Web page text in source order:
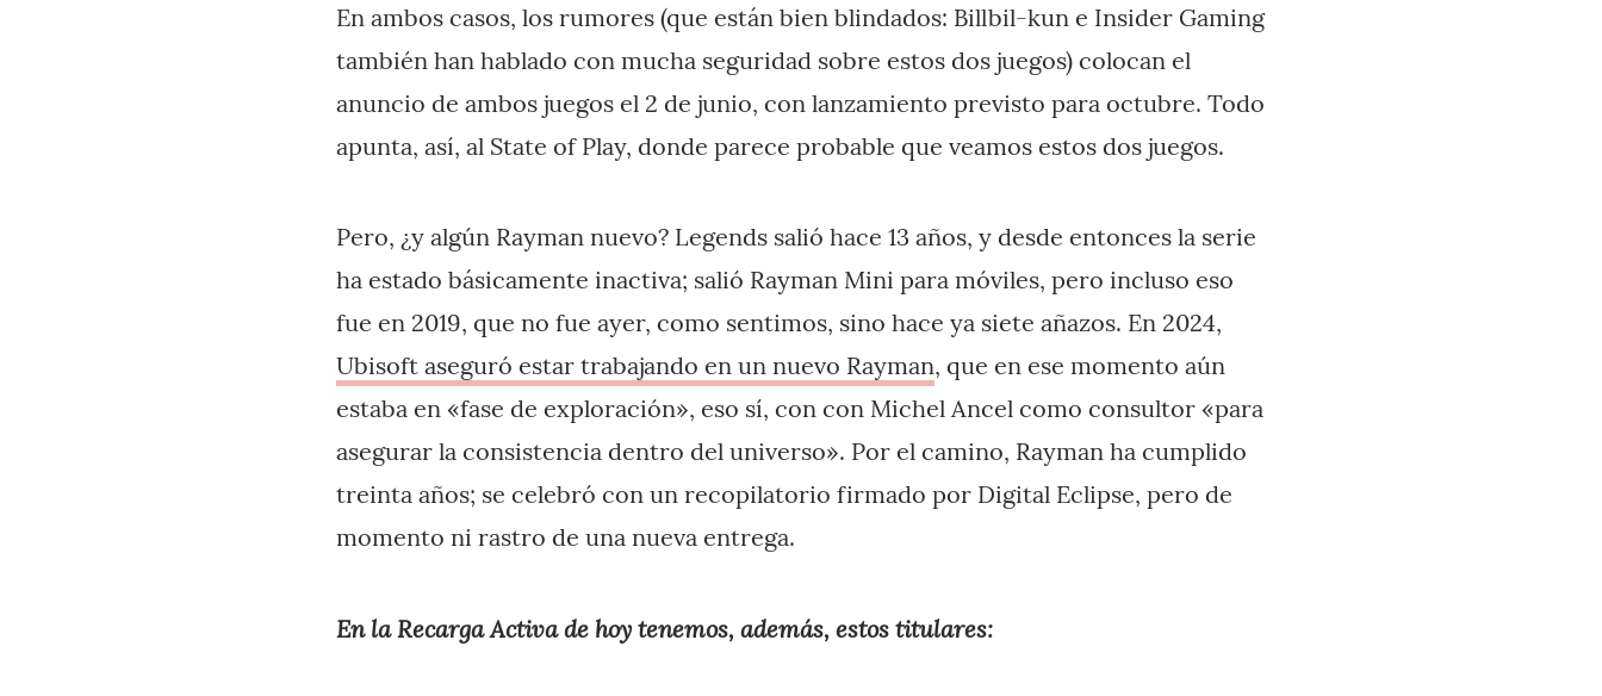
En ambos casos, los rumores (que están bien blindados: Billbil-kun e Insider Gaming
también han hablado con mucha seguridad sobre estos dos juegos) colocan el
anuncio de ambos juegos el 2 de junio, con lanzamiento previsto para octubre. Todo
apunta, así, al State of Play, donde parece probable que veamos estos dos juegos.
Pero, ¿y algún Rayman nuevo? Legends salió hace 13 años, y desde entonces la serie
ha estado básicamente inactiva; salió Rayman Mini para móviles, pero incluso eso
fue en 2019, que no fue ayer, como sentimos, sino hace ya siete añazos. En 2024,
Ubisoft aseguró estar trabajando en un nuevo Rayman, que en ese momento aún
estaba en «fase de exploración», eso sí, con con Michel Ancel como consultor «para
asegurar la consistencia dentro del universo». Por el camino, Rayman ha cumplido
treinta años; se celebró con un recopilatorio firmado por Digital Eclipse, pero de
momento ni rastro de una nueva entrega.
En la Recarga Activa de hoy tenemos, además, estos titulares: